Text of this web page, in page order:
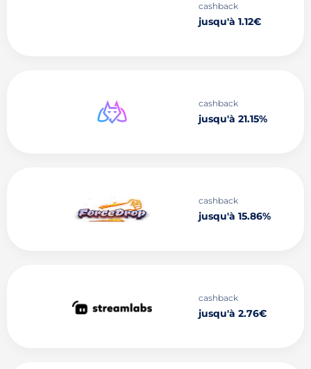
cashback
jusqu'à 1.12€
cashback
jusqu'à 21.15%
cashback
jusqu'à 15.86%
cashback
jusqu'à 2.76€